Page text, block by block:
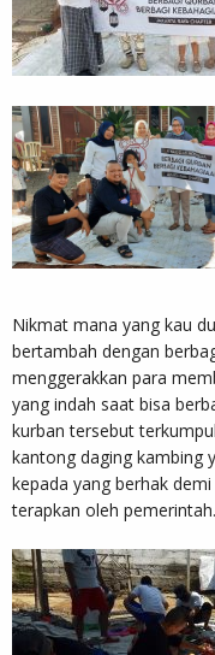
Nikmat mana yang kau
bertambah dengan
menggerakkan para
yang indah saat bisa
kurban tersebut
kantong daging kambing
kepada yang berhak
terapkan oleh pemerintah.